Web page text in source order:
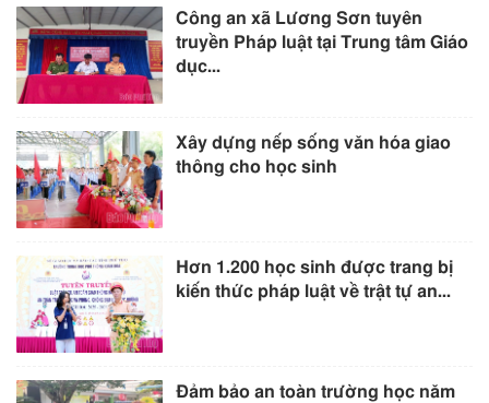
Công an xã Lương Sơn tuyên
truyền Pháp luật tại Trung tâm Giáo
dục...
Xây dựng nếp sống văn hóa giao
thông cho học sinh
Hơn 1.200 học sinh được trang bị
kiến thức pháp luật về trật tự an...
Đảm bảo an toàn trường học năm